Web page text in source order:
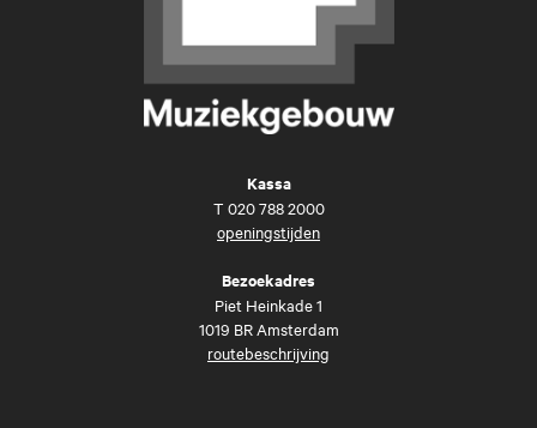
Kassa
T 020 788 2000
openingstijden
Bezoekadres
Piet Heinkade 1
1019 BR Amsterdam
routebeschrijving